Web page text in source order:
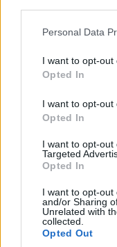
Personal Data
I want to opt-out
Opted In
I want to opt-out
Opted In
I want to opt-
Targeted
Opted In
I want to opt-out
and/or Sharing
Unrelated with
collected.
Opted Out
weekend próba
Przez próbę do defilady
Wisłostrada, trasa
kilka godzin mogą też
Paweł Żurek
Dzisiaj 09:20
Reklama
Reklama